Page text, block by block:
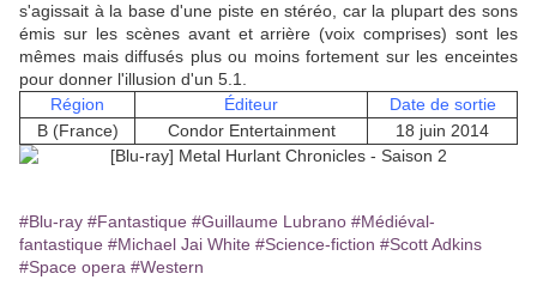
s'agissait à la base d'une piste en stéréo, car la plupart des sons
émis sur les scènes avant et arrière (voix comprises) sont les
mêmes mais diffusés plus ou moins fortement sur les enceintes
pour donner l'illusion d'un 5.1.
Région
Éditeur
Date de sortie
B (France)
Condor Entertainment 18 juin 2014
#Blu-ray #Fantastique #Guillaume Lubrano #Médiéval-
fantastique #Michael Jai White #Science-fiction #Scott Adkins
#Space opera #Western